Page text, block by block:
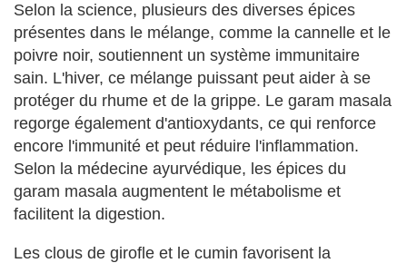
Selon la science, plusieurs des diverses épices
présentes dans le mélange, comme la cannelle et le
poivre noir, soutiennent un système immunitaire
sain. L'hiver, ce mélange puissant peut aider à se
protéger du rhume et de la grippe. Le garam masala
regorge également d'antioxydants, ce qui renforce
encore l'immunité et peut réduire l'inflammation.
Selon la médecine ayurvédique, les épices du
garam masala augmentent le métabolisme et
facilitent la digestion.
Les clous de girofle et le cumin favorisent la